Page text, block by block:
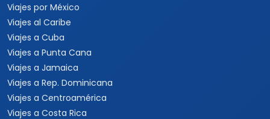
Viajes a Orlando
Viajes a Hawaii
Viajes a Los Cabos
Viajes a Cancún
Viajes a Chiapas
Playas de México
Viajes por México
Viajes al Caribe